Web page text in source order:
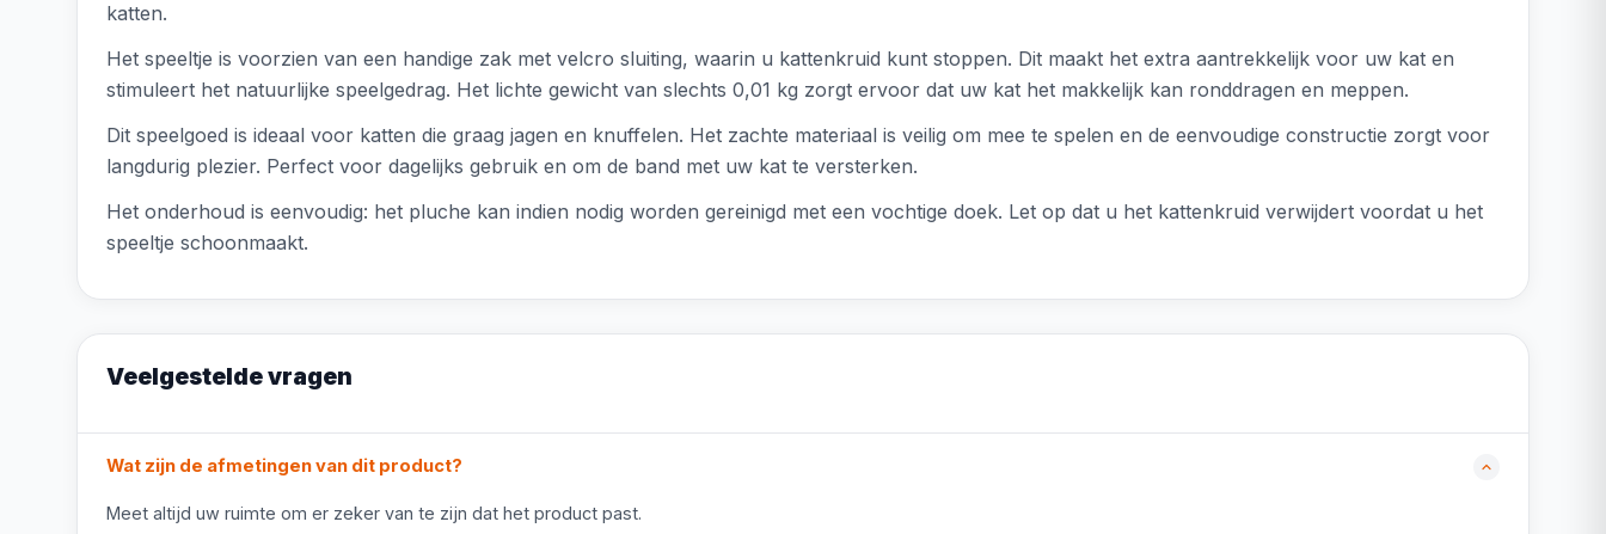
katten.
Het speeltje is voorzien van een handige zak met velcro sluiting, waarin u kattenkruid kunt stoppen. Dit maakt het extra aantrekkelijk voor uw kat en
stimuleert het natuurlijke speelgedrag. Het lichte gewicht van slechts 0,01 kg zorgt ervoor dat uw kat het makkelijk kan ronddragen en meppen.
Dit speelgoed is ideaal voor katten die graag jagen en knuffelen. Het zachte materiaal is veilig om mee te spelen en de eenvoudige constructie zorgt voor
langdurig plezier. Perfect voor dagelijks gebruik en om de band met uw kat te versterken.
Het onderhoud is eenvoudig: het pluche kan indien nodig worden gereinigd met een vochtige doek. Let op dat u het kattenkruid verwijdert voordat u het
speeltje schoonmaakt.
Veelgestelde vragen
Wat zijn de afmetingen van dit product?
Meet altijd uw ruimte om er zeker van te zijn dat het product past.